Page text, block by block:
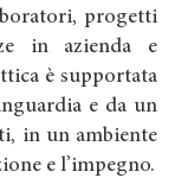
progetti
in azienda e
è supportata
e da un
in un ambiente
e l’impegno.